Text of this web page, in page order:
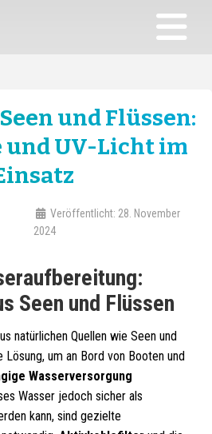
und Flüssen:
UV-Licht im
Veröffentlicht: 28. November
2024
Seen und Flüssen
natürlichen Quellen wie Seen und
Lösung, um an Bord von Booten und
Wasserversorgung
Wasser jedoch sicher als
kann, sind gezielte